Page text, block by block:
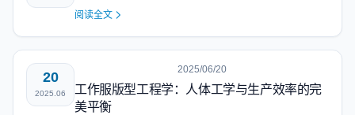
阅读全文
20
2025.06
2025/06/20
工作服版型工程学：人体工学与生产效率的完
美平衡